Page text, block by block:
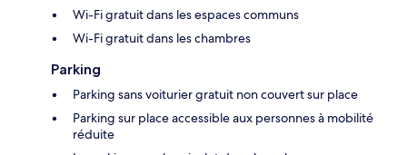
Wi-Fi gratuit dans les espaces communs
Wi-Fi gratuit dans les chambres
Parking
Parking sans voiturier gratuit non couvert sur place
Parking sur place accessible aux personnes à mobilité
réduite